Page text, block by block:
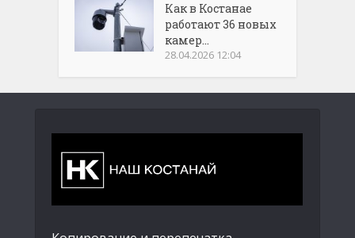
Как в Костанае
работают 36 новых
камер...
28.04.2026 12:04